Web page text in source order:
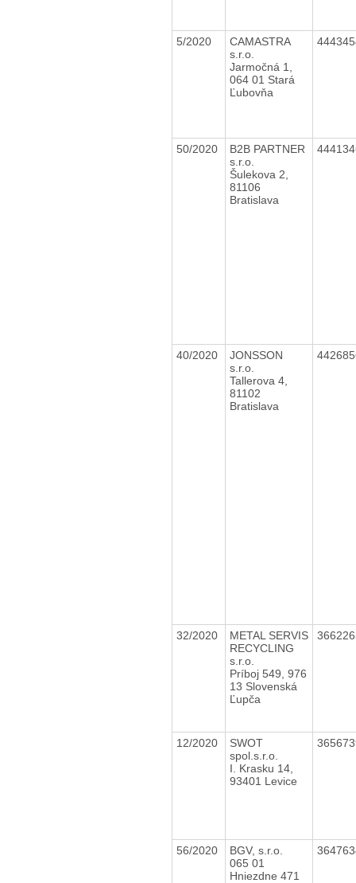
5/2020
CAMASTRA
s.r.o.
Jarmočná 1,
064 01 Stará
Ľubovňa
50/2020
B2B PARTNER
s.r.o.
Šulekova 2,
81106
Bratislava
40/2020
JONSSON
s.r.o.
Tallerova 4,
81102
Bratislava
32/2020
METAL SERVIS
RECYCLING
s.r.o.
Príboj 549, 976
13 Slovenská
Ľupča
12/2020
SWOT
spol.s.r.o.
I. Krasku 14,
93401 Levice
56/2020
BGV, s.r.o.
065 01
Hniezdne 471